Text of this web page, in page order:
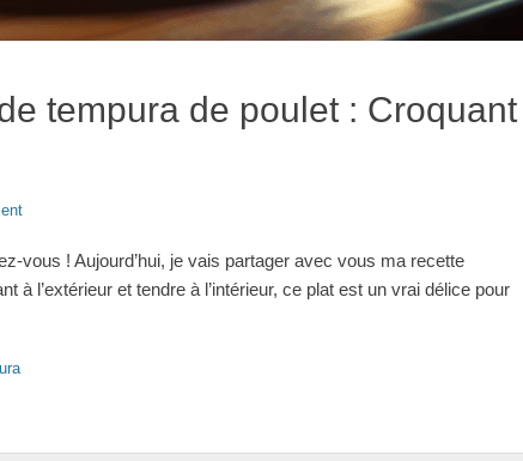
tempura de poulet : Croquant
vous ! Aujourd’hui, je vais partager avec vous ma recette
à l’extérieur et tendre à l’intérieur, ce plat est un vrai délice pour